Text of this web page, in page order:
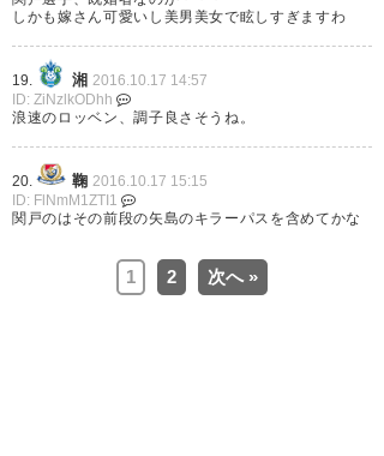
しかも嫁さん可愛いし美男美女で眩しすぎますわ
19. 湘 2016.10.17 14:57
ID: ZiNzlkODhh
浪速のロッベン、調子良さそうね。
20. 鞠 2016.10.17 15:15
ID: FlNmM1ZTI1
関戸のはその前段の矢島のキラーパスを含めてかな
1 2 次へ »